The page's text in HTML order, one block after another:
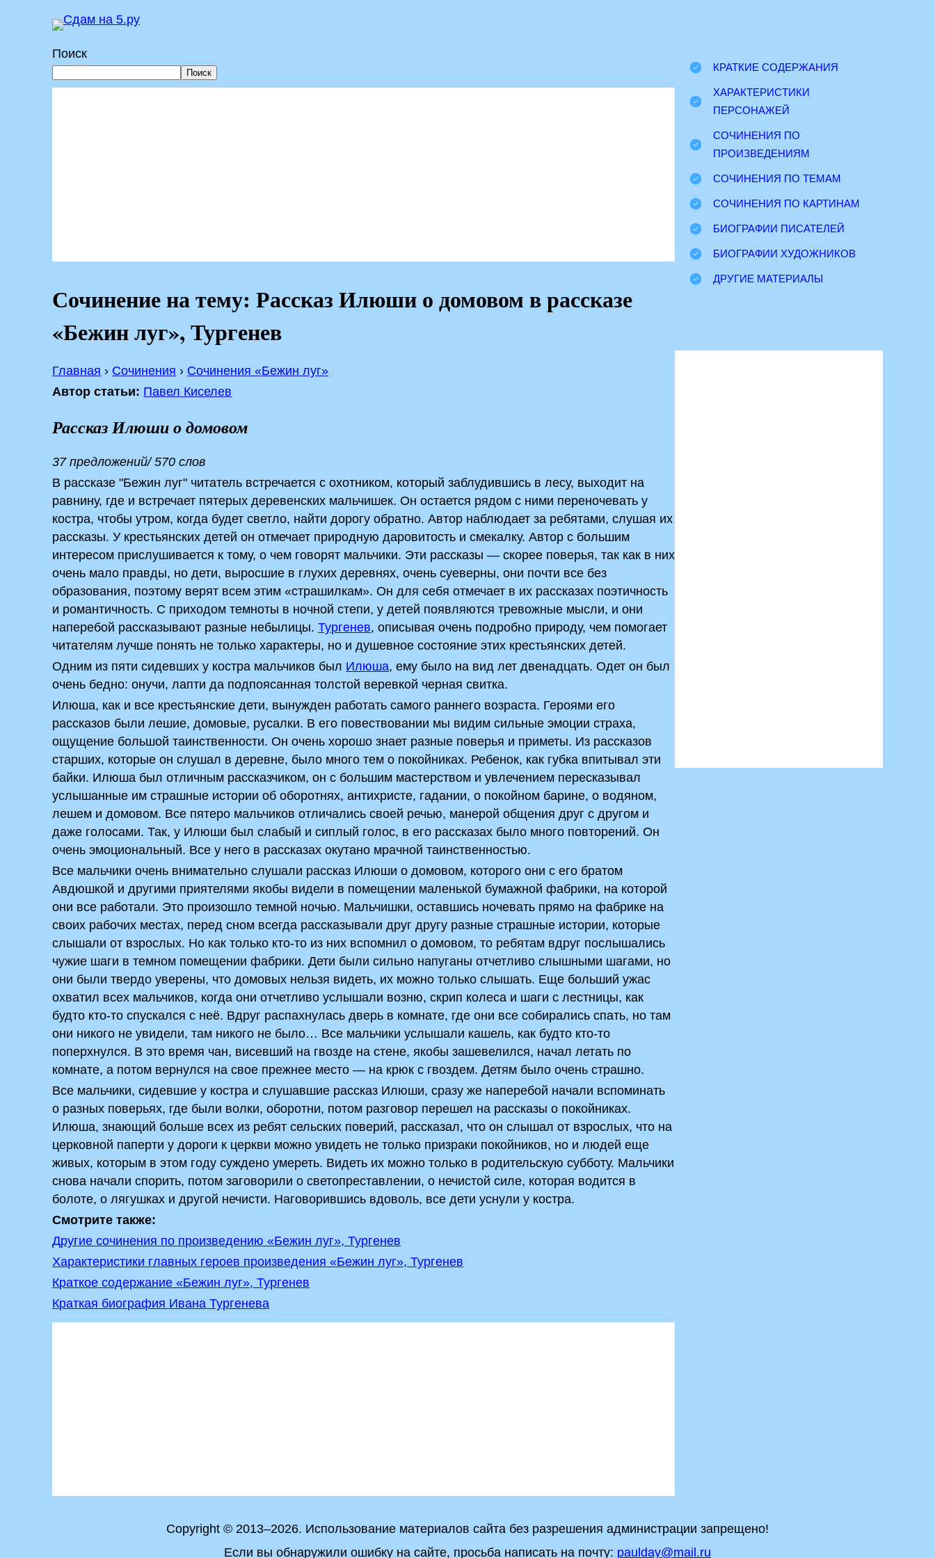
Перейти
к
содержимому
Поиск
Поиск
Сочинение на тему: Рассказ Илюши о домовом в рассказе
«Бежин луг», Тургенев
Главная › Сочинения › Сочинения «Бежин луг»
Автор статьи: Павел Киселев
Рассказ Илюши о домовом
37 предложений/ 570 слов
В рассказе­ "Бежин луг" читатель встречается с охотником, который заблудившись в лесу, выходит на
равнину, где и встречает пятерых деревенских мальчишек. Он остается рядом с ними переночевать у
костра, чтобы утром, когда будет светло, найти дорогу обратно. Автор наблюдает за ребятами, слушая их
рассказы. У крестьянских детей он отмечает природную даровитость и смекалку. Автор с большим
интересом прислушивается к тому, о чем говорят мальчики. Эти рассказы — скорее поверья, так как в них
очень мало правды, но дети, выросшие в глухих деревнях, очень суеверны, они почти все без
образования, поэтому верят всем этим «страшилкам». Он для себя отмечает в их рассказах поэтичность
и романтичность. С приходом темноты в ночной степи, у детей появляются тревожные мысли,­ и они
наперебой рассказывают разные небылицы.Тургенев, описывая очень подробно природу, чем помогает
читателям лучше понять не только характеры, но и душевное состояние этих крестьянских детей.
Одним из пяти сидевших у костра мальчиков был Илюша, ему было на вид лет двенадцать. Одет он был
очень бедно: онучи, лапти да подпоясанная толстой веревкой черная свитка.
Илюша, как и все крестьянские дети, вынужден работать самого раннего возраста. Героями его
рассказов были лешие, домовые, русалки. В его повествовании мы видим сильные эмоции страха,
ощущение большой­ таинственности. Он очень хорошо знает разные поверья и приметы. Из рассказов
старших, которые он слушал в деревне, было много тем о покойниках. Ребенок, как губка впитывал эти
байки. Илюша был отличным рассказчиком, он с большим мастерством и увлечением пересказывал
услышанные им страшные истории об оборотнях, антихристе, гадании, о покойном барине, о водяном,
лешем и домовом. Все пятеро мальчиков отличались своей речью, манерой общения друг с другом и
даже голосами. Так, у Илюши был слабый и сиплый голос, в его рассказах было много повторений. Он
очень эмоциональный. Все у него в рассказах окутано мрачной таинственностью.
Все мальчики очень внимательно слушали рассказ Илюши о домовом, которого они с его братом
Авдюшкой и другими приятелями якобы видели в помещении маленькой бумажной фабрики, на которой
они все работали. Это произошло темной ночью. Мальчишки, оставшись ночевать прямо на фабрике на
своих рабочих местах, перед сном всегда рассказывали друг другу разные страшные истории, которые
слышали от взрослых. Но как только кто-то из них вспомнил о домовом, то ребятам вдруг послышались
чужие шаги в темном помещении фабрики. Дети были сильно напуганы отчетливо слышными шагами, но
они были твердо уверены, что домовых нельзя видеть, их можно только слышать. Еще больший ужас
охватил всех мальчиков, когда они отчетливо услышали возню, скрип колеса и шаги с лестницы, как
будто кто-то спускался с неё. Вдруг распахнулась дверь в комнате, где они все собирались спать, но там
они никого не увидели, там никого не было… Все мальчики услышали кашель, как будто кто-то
поперхнулся. В это время чан, висевший на гвозде на стене, якобы зашевелился, начал летать по
комнате, а потом вернулся на свое прежнее место — на крюк с гвоздем. Детям было очень страшно.
Все мальчики, сидевшие у костра и слушавшие рассказ Илюши,­ сразу же наперебой начали вспоминать
о разных поверьях, где были волки, оборотни, потом разговор перешел на рассказы о покойниках.
Илюша, знающий больше всех из ребят сельских поверий, рассказал, что он слышал от взрослых, что на
церковной паперти у дороги к церкви можно увидеть не только призраки покойников, но и людей еще
живых, которым в этом году суждено умереть. Видеть их можно только в родительскую субботу. Мальчики
снова начали спорить, потом заговорили о светопреставлении, о нечистой силе, которая водится в
болоте, о лягушках и другой нечисти. Наговорившись вдоволь, все дети уснули у костра.
Смотрите также:
Другие сочинения по произведению «Бежин луг», Тургенев
Характеристики главных героев произведения «Бежин луг», Тургенев
Краткое содержание «Бежин луг», Тургенев
Краткая биография Ивана Тургенева
КРАТКИЕ СОДЕРЖАНИЯ
ХАРАКТЕРИСТИКИ
ПЕРСОНАЖЕЙ
СОЧИНЕНИЯ ПО
ПРОИЗВЕДЕНИЯМ
СОЧИНЕНИЯ ПО ТЕМАМ
СОЧИНЕНИЯ ПО КАРТИНАМ
БИОГРАФИИ ПИСАТЕЛЕЙ
БИОГРАФИИ ХУДОЖНИКОВ
ДРУГИЕ МАТЕРИАЛЫ
Copyright © 2013–2026. Использование материалов сайта без разрешения администрации запрещено!
Если вы обнаружили ошибку на сайте, просьба написать на почту: paulday@mail.ru